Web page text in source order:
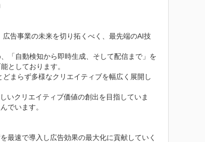
告事業の未来を切り拓くべく、最先端のAI技
「自動検知から即時生成、そして配信まで」を
としております。
まらず多様なクリエイティブを幅広く展開し
いクリエイティブ価値の創出を目指していま
でいます。
最速で導入し広告効果の最大化に貢献していく